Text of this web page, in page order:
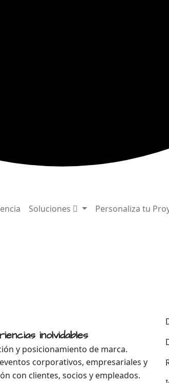
Soluciones Personaliza tu
inolvidables
y posicionamiento de marca.
corporativos, empresariales y
con clientes, socios y empleados.